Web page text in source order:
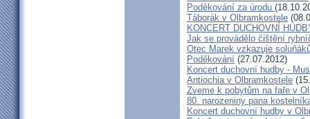
Poděkování za úrodu
Táborák v Olbramkostele
KONCERT DUCHOVNÍ
Jak se provádělo čištění
Otec Marek vzkazuje
Poděkování (27.07.2012)
Koncert duchovní hudby -
Antiochia v Olbramkostele
Zveme k pobytům na faře v
80. narozeniny pana
Koncert duchovní hudby v